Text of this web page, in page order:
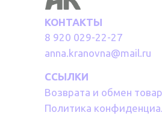
КОНТАКТЫ
8 920 029-22-27
anna.kranovna@mail.ru
ССЫЛКИ
Возврата и обмен
Политика